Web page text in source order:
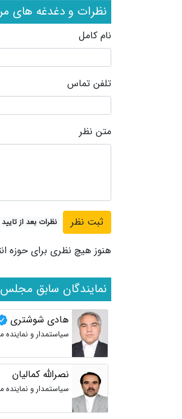
نظرات و دغدغه های
نام کامل
تلفن تماس
متن نظر
نظرات بعد از
هنوز هیچ نظری برای حوزه
نمایندگان سابق مجلس
هادی شوشتری
سیاستمدار و
نصرالله کمالیان
سیاستمدار و